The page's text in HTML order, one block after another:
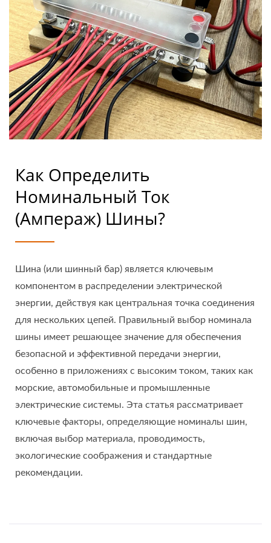
Marine
Как Определить
Номинальный Ток
(ампераж) Шины?
Шина (или шинный бар) является ключевым
компонентом в распределении электрической
энергии, действуя как центральная точка соединения
для нескольких цепей. Правильный выбор номинала
шины имеет решающее значение для обеспечения
безопасной и эффективной передачи энергии,
особенно в приложениях с высоким током, таких как
морские, автомобильные и промышленные
электрические системы. Эта статья рассматривает
ключевые факторы, определяющие номиналы шин,
включая выбор материала, проводимость,
экологические соображения и стандартные
рекомендации.